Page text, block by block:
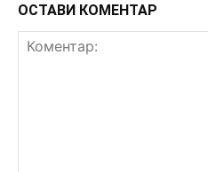
ОСТАВИ КОМЕНТАР